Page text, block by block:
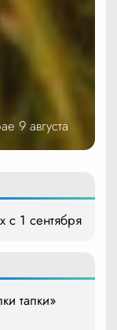
9 августа
с 1 сентября
тапки»